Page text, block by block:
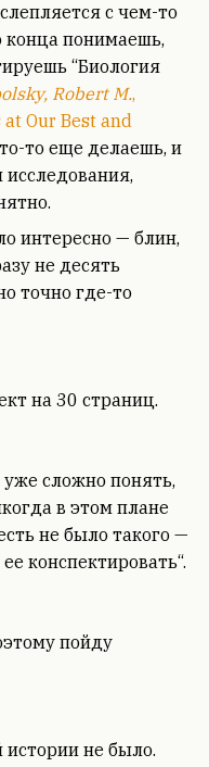
с чем-то
понимаешь,
“Биология
Robert M.,
Our Best and
то еще делаешь, и
интересно — блин,
не десять
точно где-то
на 30 страниц.
сложно понять,
в этом плане
не было такого —
конспектировать“.
пойду
истории не было.